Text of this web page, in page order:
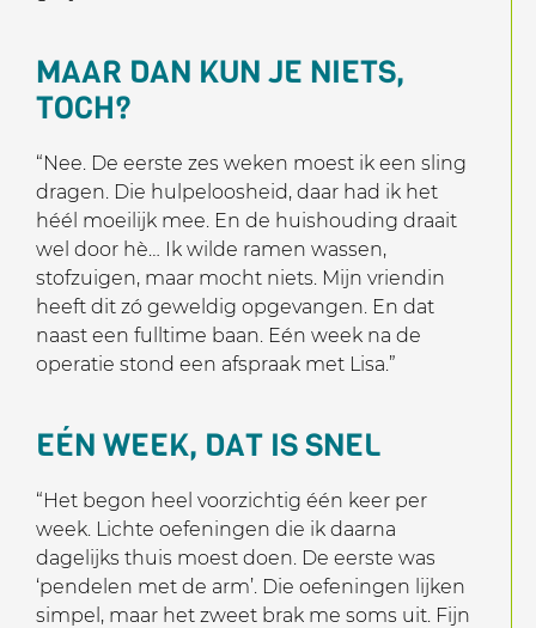
MAAR DAN KUN JE NIETS,
TOCH?
“Nee. De eerste zes weken moest ik een sling
dragen. Die hulpeloosheid, daar had ik het
héél moeilijk mee. En de huishouding draait
wel door hè… Ik wilde ramen wassen,
stofzuigen, maar mocht niets. Mijn vriendin
heeft dit zó geweldig opgevangen. En dat
naast een fulltime baan. Eén week na de
operatie stond een afspraak met Lisa.”
EÉN WEEK, DAT IS SNEL
“Het begon heel voorzichtig één keer per
week. Lichte oefeningen die ik daarna
dagelijks thuis moest doen. De eerste was
‘pendelen met de arm’. Die oefeningen lijken
simpel, maar het zweet brak me soms uit. Fijn